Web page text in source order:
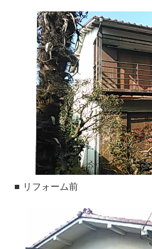
■ リフォーム前